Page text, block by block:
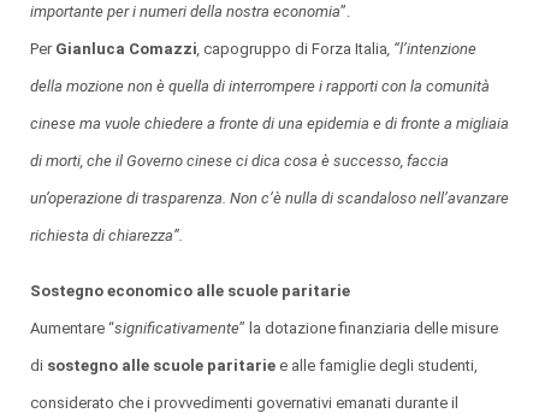
importante per i numeri della nostra economia”.
PerGianluca Comazzi capogruppo di Forza Italia , “l’intenzione
della mozione non è quella di interrompere i rapporti con la comunità
cinese ma vuole chiedere a fronte di una epidemia e di fronte a migliaia
di morti, che il Governo cinese ci dica cosa è successo, faccia
un’operazione di trasparenza. Non c’è nulla di scandaloso nell’avanzare
richiesta di chiarezza”.
Sostegno economico alle scuole paritarie
Aumentare “significativamente” la dotazione finanziaria delle misure
di sostegno alle scuole paritarie e alle famiglie degli studenti,
considerato che i provvedimenti governativi emanati durante il